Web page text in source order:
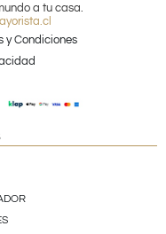
a tu casa.
y Condiciones